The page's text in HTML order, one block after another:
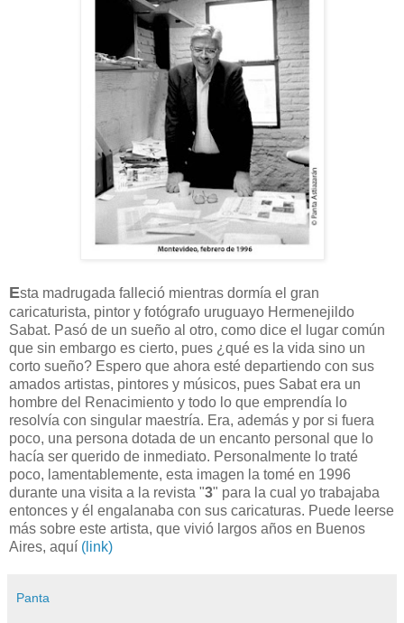
Esta madrugada falleció mientras dormía el gran
caricaturista, pintor y fotógrafo uruguayo Hermenejildo
Sabat. Pasó de un sueño al otro, como dice el lugar común
que sin embargo es cierto, pues ¿qué es la vida sino un
corto sueño? Espero que ahora esté departiendo con sus
amados artistas, pintores y músicos, pues Sabat era un
hombre del Renacimiento y todo lo que emprendía lo
resolvía con singular maestría. Era, además y por si fuera
poco, una persona dotada de un encanto personal que lo
hacía ser querido de inmediato. Personalmente lo traté
poco, lamentablemente, esta imagen la tomé en 1996
durante una visita a la revista "3" para la cual yo trabajaba
entonces y él engalanaba con sus caricaturas. Puede leerse
más sobre este artista, que vivió largos años en Buenos
Aires, aquí (link)
Panta